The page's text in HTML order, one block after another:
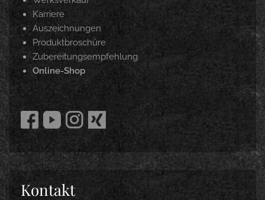
Karriere
Auszeichnungen
Produktbroschüre
Zubereitungsempfehlung
Online-Shop
Kontakt